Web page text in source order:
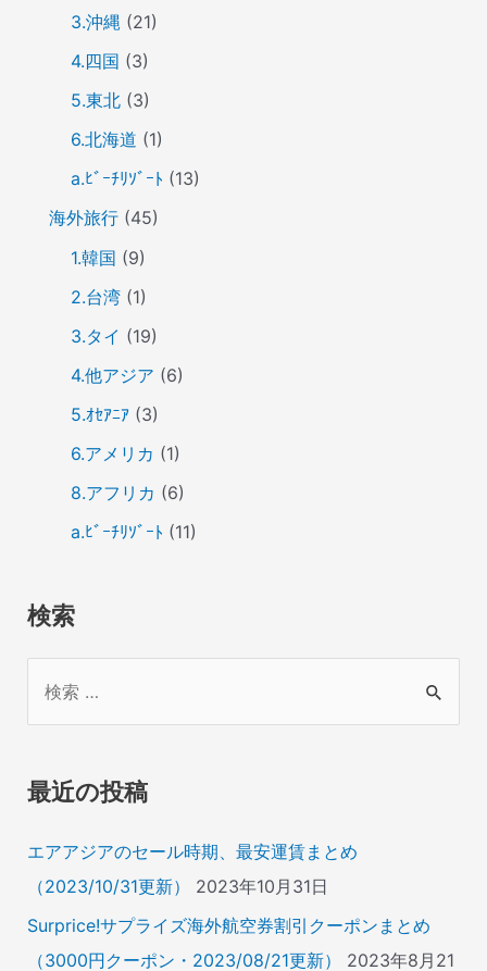
3.沖縄(21)
4.四国 (3)
5.東北(3)
6.北海道 (1)
a.ﾋﾞｰﾁﾘｿﾞｰﾄ (13)
海外旅行(45)
1.韓国 (9)
2.台湾(1)
3.タイ (19)
4.他アジア (6)
5.ｵｾｱﾆｱ(3)
6.アメリカ (1)
8.アフリカ (6)
a.ﾋﾞｰﾁﾘｿﾞｰﾄ (11)
検索
象
最近の投稿
エアアジアのセール時期、最安運賃まとめ
（2023/10/31更新）
2023年10月31日
Surprice!サプライズ海外航空券割引クーポンまとめ
（3000円クーポン・2023/08/21更新）
2023年8月21